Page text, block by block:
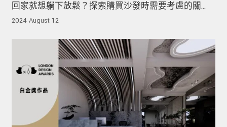
回家就想躺下放鬆？探索購買沙發時需要考慮的關
鍵！
2024 August 12